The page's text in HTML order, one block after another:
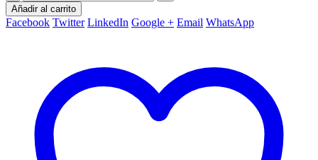
Añadir al carrito
Facebook Twitter LinkedIn Google + Email WhatsApp